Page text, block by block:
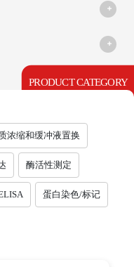
PRODUCT CATEGORY
浓缩和缓冲液置换
酶活性测定
蛋白染色/标记